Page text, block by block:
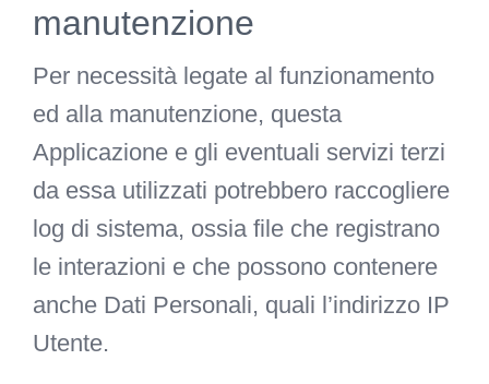
manutenzione
Per necessità legate al funzionamento
ed alla manutenzione, questa
Applicazione e gli eventuali servizi terzi
da essa utilizzati potrebbero raccogliere
log di sistema, ossia file che registrano
le interazioni e che possono contenere
anche Dati Personali, quali l’indirizzo IP
Utente.